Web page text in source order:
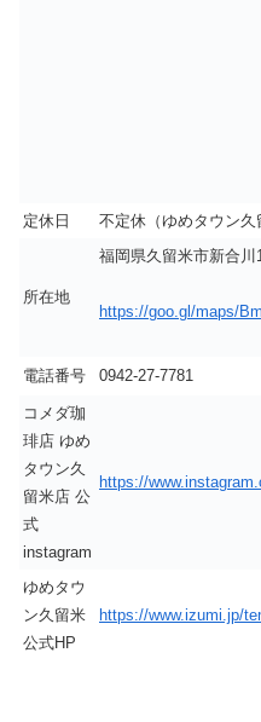
定休日 不定休（ゆめタウン久
所在地
福岡県久留米市新合川
https://goo.gl/maps/
電話番号 0942-27-7781
コメダ珈
琲店 ゆめ
タウン久
留米店 公
式
instagram
https://
ゆめタウ
ン久留米
公式HP
https://www.izumi.jp/